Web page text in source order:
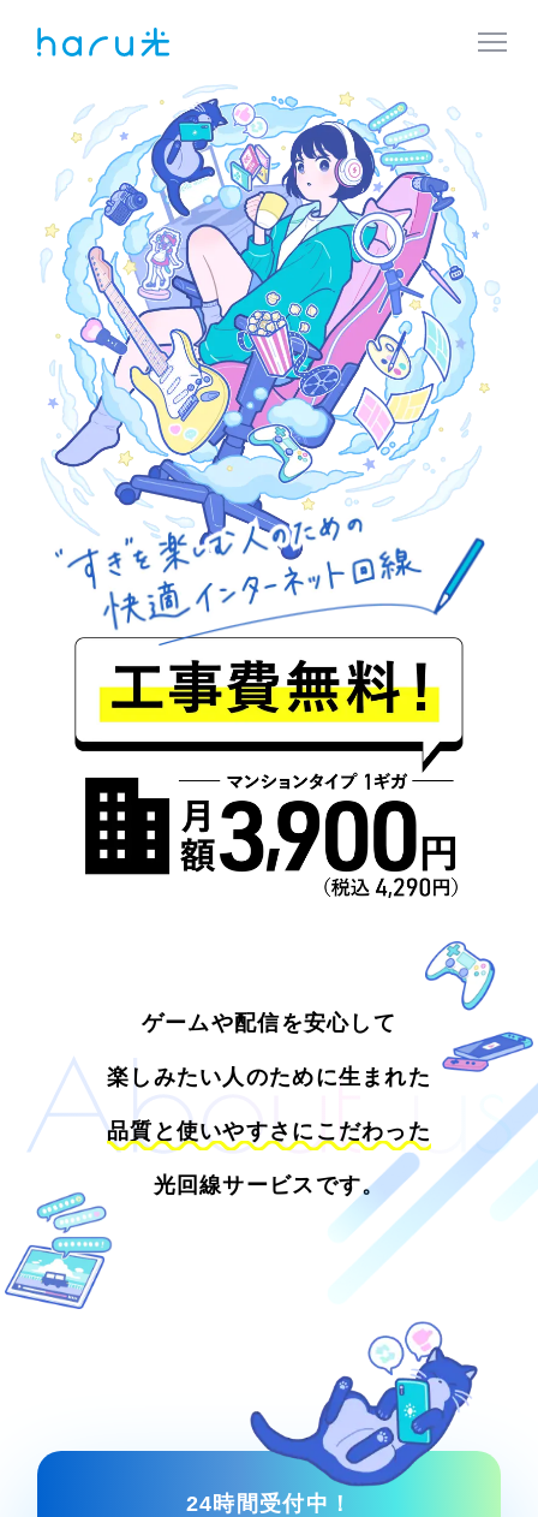
ゲームや配信を安心して
楽しみたい人のために生まれた
品質と使いやすさにこだわった
光回線サービスです。
24時間受付中！